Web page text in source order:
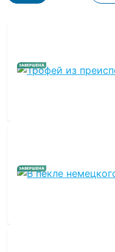
ЗАВЕРШЕНА
ЗАВЕРШЕНА